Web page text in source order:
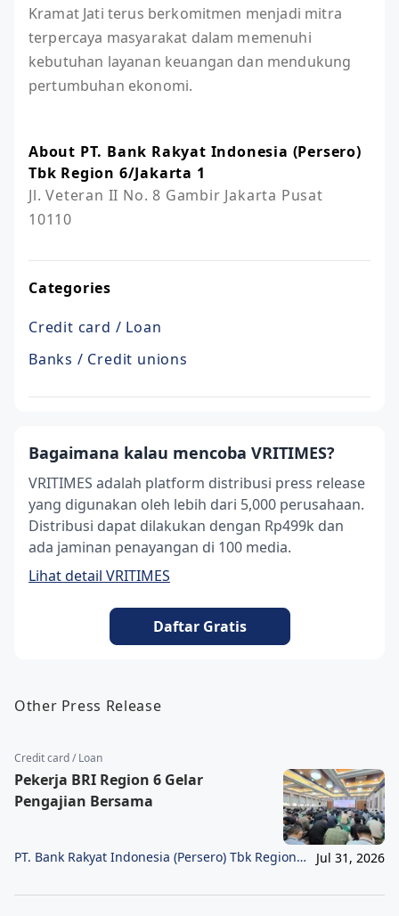
Kramat Jati terus berkomitmen menjadi mitra
terpercaya masyarakat dalam memenuhi
kebutuhan layanan keuangan dan mendukung
pertumbuhan ekonomi.
About PT. Bank Rakyat Indonesia (Persero)
Tbk Region 6/Jakarta 1
Jl. Veteran II No. 8 Gambir Jakarta Pusat
10110
Categories
Credit card / Loan
Banks / Credit unions
Bagaimana kalau mencoba VRITIMES?
VRITIMES adalah platform distribusi press release
yang digunakan oleh lebih dari 5,000 perusahaan.
Distribusi dapat dilakukan dengan Rp499k dan
ada jaminan penayangan di 100 media.
Lihat detail VRITIMES
Daftar Gratis
Other Press Release
Credit card / Loan
Pekerja BRI Region 6 Gelar
Pengajian Bersama
PT. Bank Rakyat Indonesia (Persero) Tbk Region
Jul 31, 2026